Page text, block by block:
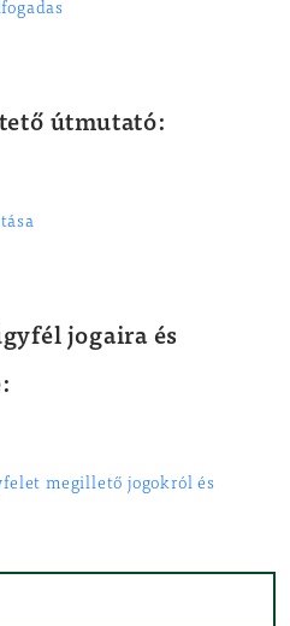
útmutató:
jogaira és
megillető jogokról és